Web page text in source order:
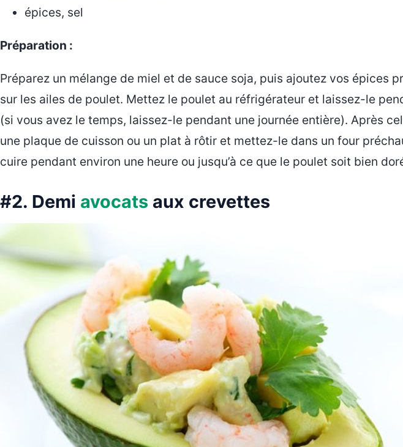
épices, sel
Préparation :
Préparez un mélange de miel et de sauce soja, puis ajoutez vos épices
sur les ailes de poulet. Mettez le poulet au réfrigérateur et laissez-le
(si vous avez le temps, laissez-le pendant une journée entière). Après
une plaque de cuisson ou un plat à rôtir et mettez-le dans un four
cuire pendant environ une heure ou jusqu’à ce que le poulet soit bien
#2. Demi avocats aux crevettes